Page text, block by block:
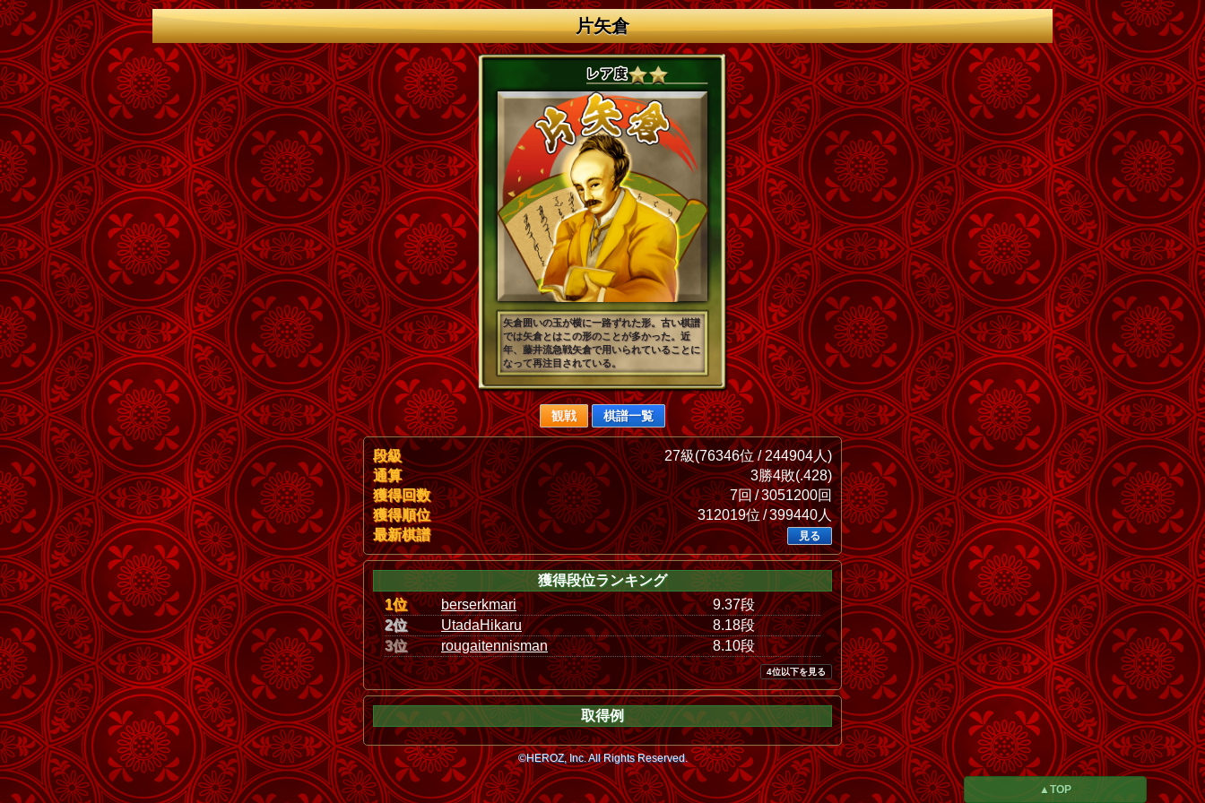
片矢倉
矢倉囲いの玉が横に一路ずれた形。古い棋譜
では矢倉とはこの形のことが多かった。近
年、藤井流急戦矢倉で用いられていることに
なって再注目されている。
観戦 棋譜一覧
段級
27級(76346位 / 244904人)
通算
3勝4敗(.428)
獲得回数
7回 / 3051200回
獲得順位
312019位 / 399440人
最新棋譜
見る
獲得段位ランキング
1位
berserkmari
9.37段
2位
UtadaHikaru
8.18段
3位
rougaitennisman 8.10段
4位以下を見る
取得例
©HEROZ, Inc. All Rights Reserved.
▲TOP